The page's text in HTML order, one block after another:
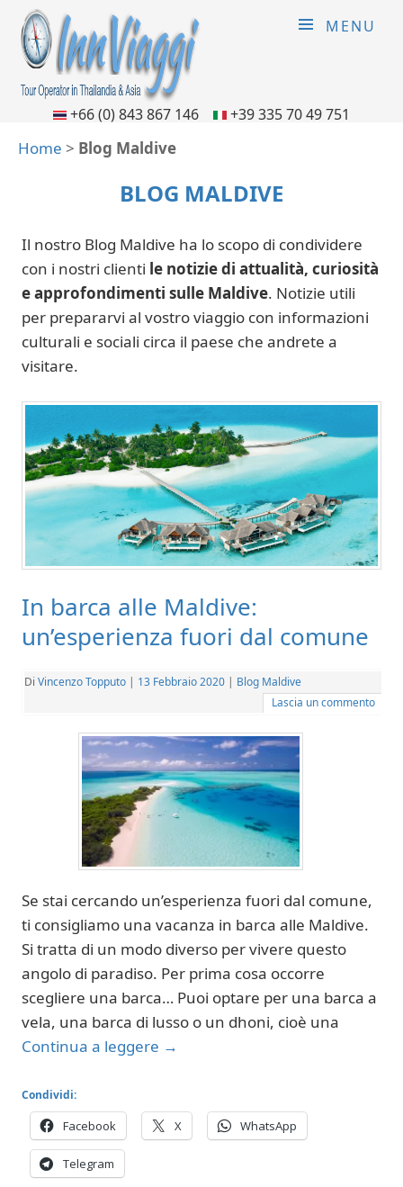
MENU
+66 (0) 843 867 146 +39 335 70 49 751
Home > Blog Maldive
BLOG MALDIVE
Il nostro Blog Maldive ha lo scopo di condividere
con i nostri clienti le notizie di attualità, curiosità
e approfondimenti sulle Maldive. Notizie utili
per prepararvi al vostro viaggio con informazioni
culturali e sociali circa il paese che andrete a
visitare.
In barca alle Maldive:
un’esperienza fuori dal comune
Di Vincenzo Topputo | 13 Febbraio 2020 | Blog Maldive
Lascia un commento
Se stai cercando un’esperienza fuori dal comune,
ti consigliamo una vacanza in barca alle Maldive.
Si tratta di un modo diverso per vivere questo
angolo di paradiso. Per prima cosa occorre
scegliere una barca… Puoi optare per una barca a
vela, una barca di lusso o un dhoni, cioè una
Continua a leggere →
Condividi:
Facebook X WhatsApp
Telegram